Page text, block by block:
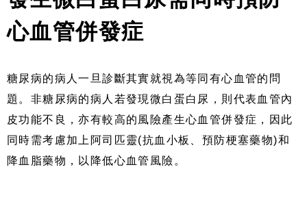
心血管併發症
糖尿病的病人一旦診斷其實就視為等同有心血管的問
題。非糖尿病的病人若發現微白蛋白尿，則代表血管內
皮功能不良，亦有較高的風險產生心血管併發症，因此
同時需考慮加上阿司匹靈(抗血小板、預防梗塞藥物)和
降血脂藥物，以降低心血管風險。